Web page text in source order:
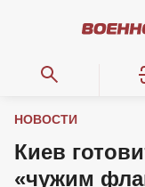
НОВОСТИ
Киев
«чужим